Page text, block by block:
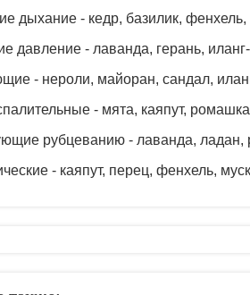
дыхание - кедр, базилик, фенхель,
давление - лаванда, герань, иланг-
- нероли, майоран, сандал,
- мята, каяпут,
рубцеванию - лаванда, ладан,
- каяпут, перец, фенхель,